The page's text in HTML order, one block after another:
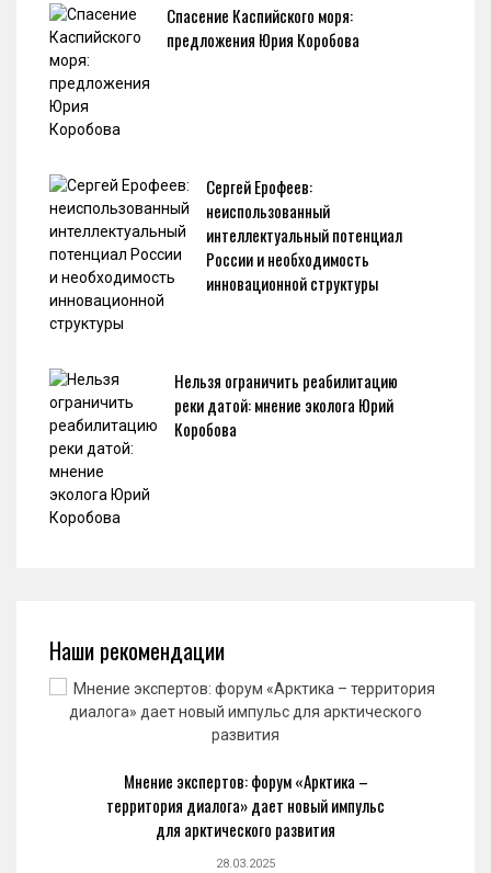
Спасение Каспийского моря:
предложения Юрия Коробова
Сергей Ерофеев:
неиспользованный
интеллектуальный потенциал
России и необходимость
инновационной структуры
Нельзя ограничить реабилитацию
реки датой: мнение эколога Юрий
Коробова
Наши рекомендации
Мнение экспертов: форум «Арктика –
территория диалога» дает новый импульс
для арктического развития
28.03.2025